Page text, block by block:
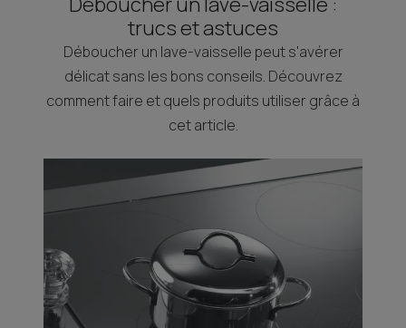
trucs et astuces
Déboucher un lave-vaisselle peut s'avérer
délicat sans les bons conseils. Découvrez
comment faire et quels produits utiliser grâce à
cet article.